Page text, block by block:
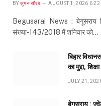
BY सुमन सौरब AUGUST 1, 2026 6:22
Begusarai News : बेगूसराय
संख्या-143/2018 में शनिवार को…
बिहार
का मुद्दा,
JULY 21,
बेगूसराय :